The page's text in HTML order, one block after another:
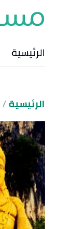
الرئيسية
الرئيسية